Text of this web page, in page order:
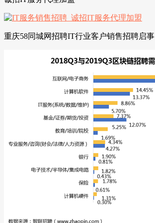
重庆58同城网招聘IT行业客户销售招聘启事